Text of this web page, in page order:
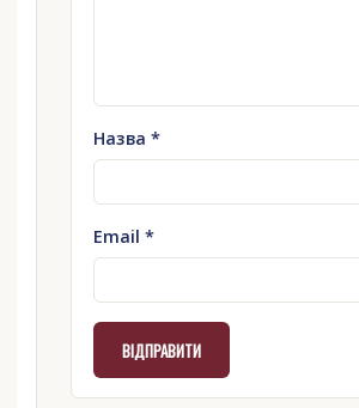
Назва *
Email *